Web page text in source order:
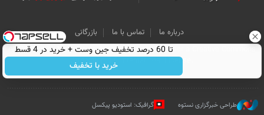
درباره ما تماس با ما
بازرگانی
All Content by Mehr News Agency is licensed under a Creative Commons
Attribution 4.0 International License.
طراحی خبرگزاری نستوه گرافیک: استودیو پیکسل
تا 60 درصد تخفیف جین وست + خرید در 4 قسط
خرید با تخفیف